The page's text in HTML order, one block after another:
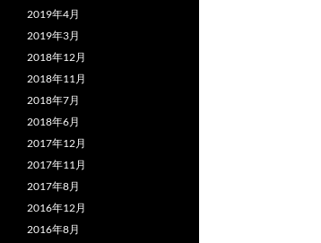
2019年4月
2019年3月
2018年12月
2018年11月
2018年7月
2018年6月
2017年12月
2017年11月
2017年8月
2016年12月
2016年8月